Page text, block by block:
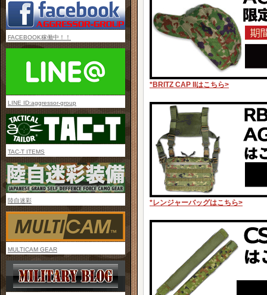
*BRITZ CAP IIはこちら>
*レンジャーバッグはこちら>
FACEBOOK稼働中！！
LINE ID:aggressor-group
TAC-T ITEMS
陸自迷彩
MULTICAM GEAR